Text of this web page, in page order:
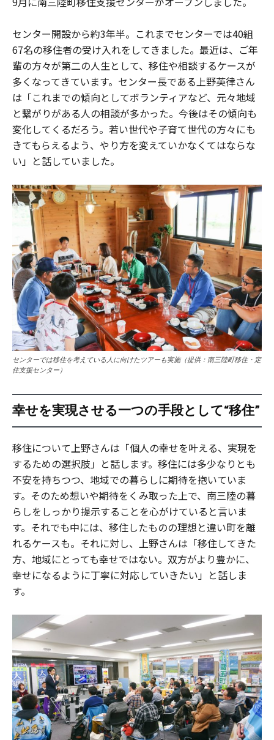
センター開設から約3年半。これまでセンターでは40組
67名の移住者の受け入れをしてきました。最近は、ご年
輩の方々が第二の人生として、移住や相談するケースが
多くなってきています。センター長である上野英律さん
は「これまでの傾向としてボランティアなど、元々地域
と繋がりがある人の相談が多かった。今後はその傾向も
変化してくるだろう。若い世代や子育て世代の方々にも
きてもらえるよう、やり方を変えていかなくてはならな
い」と話していました。
センターでは移住を考えている人に向けたツアーも実施（提供：南三陸町移住・定
住支援センター）
幸せを実現させる一つの手段として“移住”
移住について上野さんは「個人の幸せを叶える、実現を
するための選択肢」と話します。移住には多少なりとも
不安を持ちつつ、地域での暮らしに期待を抱いていま
す。そのため想いや期待をくみ取った上で、南三陸の暮
らしをしっかり提示することを心がけていると言いま
す。それでも中には、移住したものの理想と違い町を離
れるケースも。それに対し、上野さんは「移住してきた
方、地域にとっても幸せではない。双方がより豊かに、
幸せになるように丁寧に対応していきたい」と話しま
す。